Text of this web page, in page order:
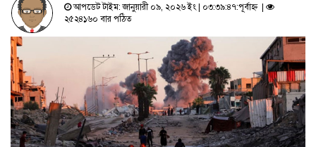
আপডেট টাইম: জানুয়ারী ০৯, ২০২৬ ইং | ০৩:৩৯:৪৭:পূর্বাহ্ন |
২৫২৪১৬০ বার পঠিত